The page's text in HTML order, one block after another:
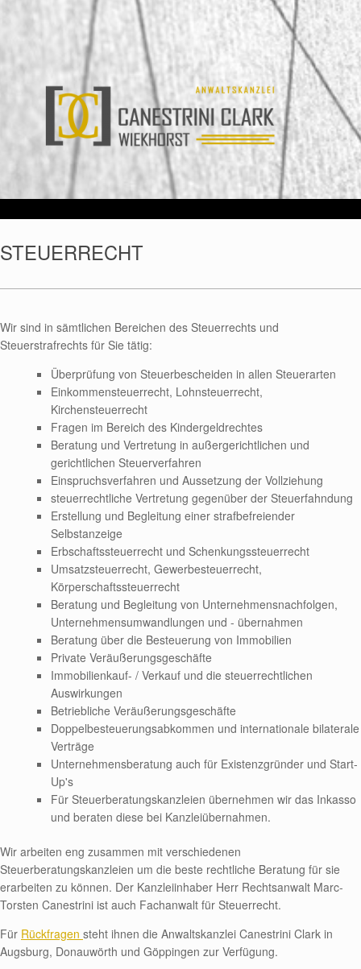
STEUERRECHT
Wir sind in sämtlichen Bereichen des Steuerrechts und
Steuerstrafrechts für Sie tätig:
Überprüfung von Steuerbescheiden in allen Steuerarten
Einkommensteuerrecht, Lohnsteuerrecht,
Kirchensteuerrecht
Fragen im Bereich des Kindergeldrechtes
Beratung und Vertretung in außergerichtlichen und
gerichtlichen Steuerverfahren
Einspruchsverfahren und Aussetzung der Vollziehung
steuerrechtliche Vertretung gegenüber der Steuerfahndung
Erstellung und Begleitung einer strafbefreiender
Selbstanzeige
Erbschaftssteuerrecht und Schenkungssteuerrecht
Umsatzsteuerrecht, Gewerbesteuerrecht,
Körperschaftssteuerrecht
Beratung und Begleitung von Unternehmensnachfolgen,
Unternehmensumwandlungen und - übernahmen
Beratung über die Besteuerung von Immobilien
Private Veräußerungsgeschäfte
Immobilienkauf- / Verkauf und die steuerrechtlichen
Auswirkungen
Betriebliche Veräußerungsgeschäfte
Doppelbesteuerungsabkommen und internationale bilaterale
Verträge
Unternehmensberatung auch für Existenzgründer und Start-
Up's
Für Steuerberatungskanzleien übernehmen wir das Inkasso
und beraten diese bei Kanzleiübernahmen.
Wir arbeiten eng zusammen mit verschiedenen
Steuerberatungskanzleien um die beste rechtliche Beratung für sie
erarbeiten zu können. Der Kanzleiinhaber Herr Rechtsanwalt Marc-
Torsten Canestrini ist auch Fachanwalt für Steuerrecht.
Für Rückfragen steht ihnen die Anwaltskanzlei Canestrini Clark in
Augsburg, Donauwörth und Göppingen zur Verfügung.